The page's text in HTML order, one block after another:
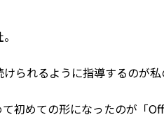
られるように指導するのが私
初めての形になったのが「